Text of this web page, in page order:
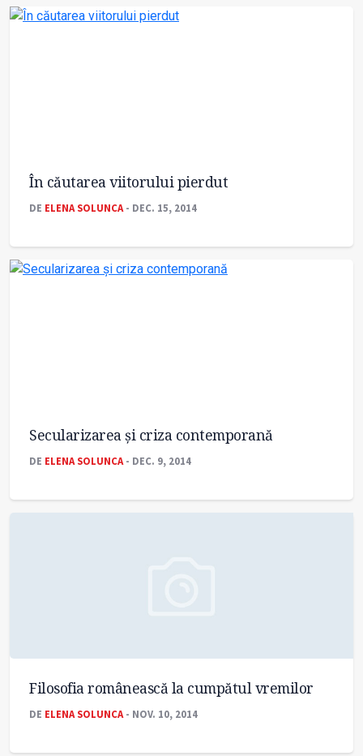
În căutarea viitorului pierdut
DE ELENA SOLUNCA- DEC. 15, 2014
Secularizarea şi criza contemporană
DE ELENA SOLUNCA- DEC. 9, 2014
Filosofia românească la cumpătul vremilor
DE ELENA SOLUNCA- NOV. 10, 2014